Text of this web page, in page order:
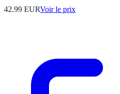
42.99 EURVoir le prix